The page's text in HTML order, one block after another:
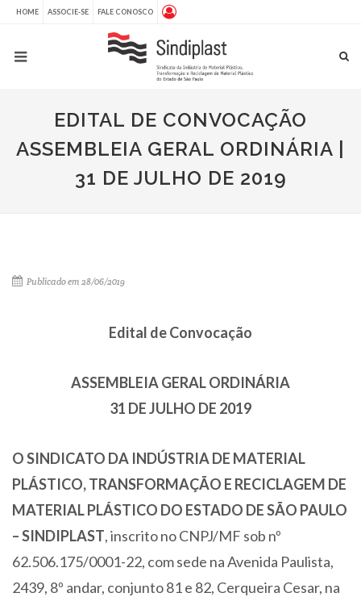
HOME ASSOCIE-SE FALE CONOSCO
EDITAL DE CONVOCAÇÃO
ASSEMBLEIA GERAL ORDINÁRIA |
31 DE JULHO DE 2019
Publicado em 28/06/2019
Edital de Convocação
ASSEMBLEIA GERAL ORDINÁRIA
31 DE JULHO DE 2019
O SINDICATO DA INDÚSTRIA DE MATERIAL
PLÁSTICO, TRANSFORMAÇÃO E RECICLAGEM DE
MATERIAL PLÁSTICO DO ESTADO DE SÃO PAULO
– SINDIPLAST, inscrito no CNPJ/MF sob nº
62.506.175/0001-22, com sede na Avenida Paulista,
2439, 8º andar, conjunto 81 e 82, Cerqueira Cesar, na